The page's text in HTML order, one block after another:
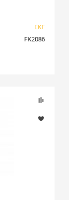
EKF
FK2086